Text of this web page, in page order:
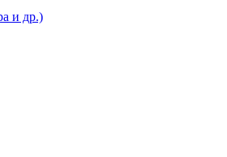
и др.)